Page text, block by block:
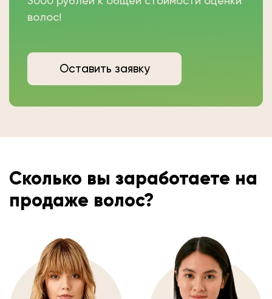
волос!
Оставить заявку
Сколько вы заработаете на
продаже волос?